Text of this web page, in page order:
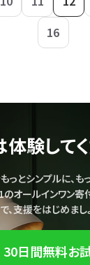
16
体験して
っとシンプルに、も
オールインワン寄
で、支援をはじめまし
30日間無料お